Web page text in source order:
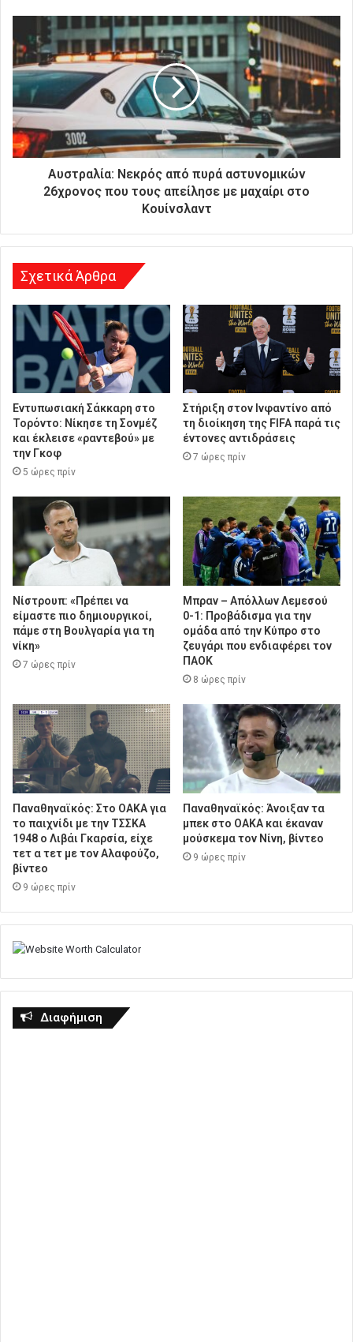
κ
σ
α
ς
ι
ε
ύ
η
Αυστραλία: Νεκρός από πυρά αστυνομικών
26χρονος που τους απείλησε με μαχαίρι στο
Κουίνσλαντ
Σχετικά Άρθρα
Εντυπωσιακή Σάκκαρη στο
Τορόντο: Νίκησε τη Σονμέζ
και έκλεισε «ραντεβού» με
την Γκοφ
5 ώρες πρίν
Στήριξη στον Ινφαντίνο από
τη διοίκηση της FIFA παρά τις
έντονες αντιδράσεις
7 ώρες πρίν
Νίστρουπ: «Πρέπει να
είμαστε πιο δημιουργικοί,
πάμε στη Βουλγαρία για τη
νίκη»
7 ώρες πρίν
Μπραν – Απόλλων Λεμεσού
0-1: Προβάδισμα για την
ομάδα από την Κύπρο στο
ζευγάρι που ενδιαφέρει τον
ΠΑΟΚ
8 ώρες πρίν
Παναθηναϊκός: Στο ΟΑΚΑ για
το παιχνίδι με την ΤΣΣΚΑ
1948 ο Λιβάι Γκαρσία, είχε
τετ α τετ με τον Αλαφούζο,
βίντεο
9 ώρες πρίν
Παναθηναϊκός: Άνοιξαν τα
μπεκ στο ΟΑΚΑ και έκαναν
μούσκεμα τον Νίνη, βίντεο
9 ώρες πρίν
Διαφήμιση